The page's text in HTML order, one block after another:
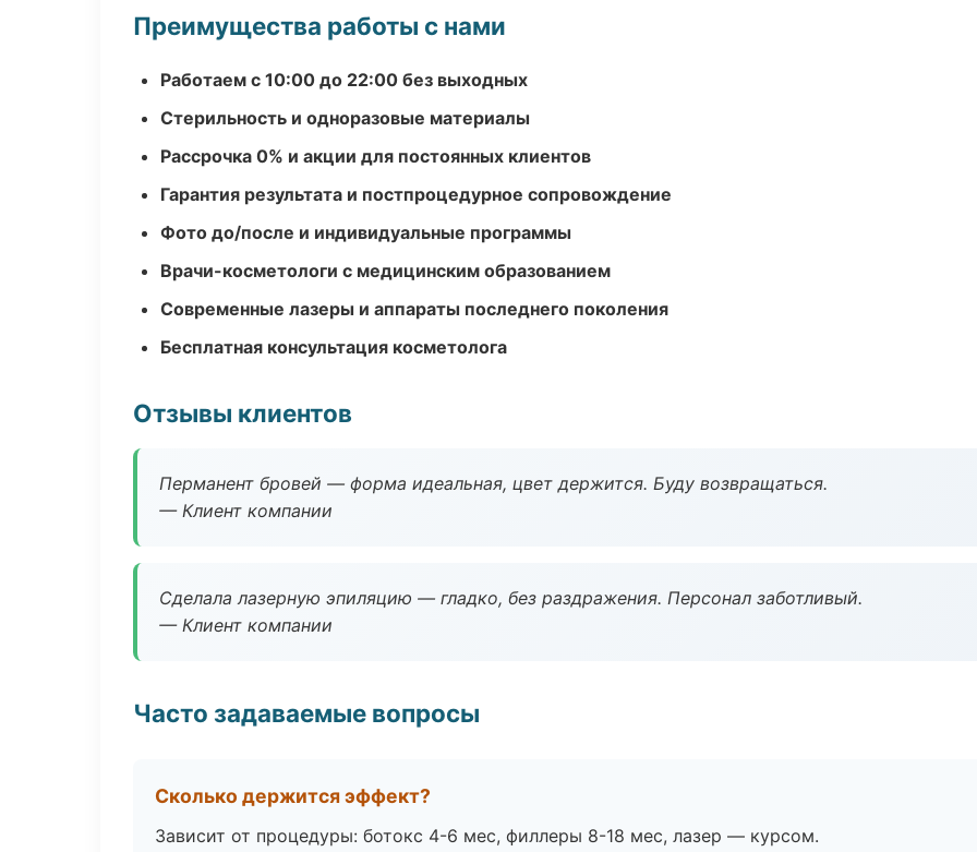
Преимущества работы с нами
Работаем с 10:00 до 22:00 без выходных
Стерильность и одноразовые материалы
Рассрочка 0% и акции для постоянных клиентов
Гарантия результата и постпроцедурное сопровождение
Фото до/после и индивидуальные программы
Врачи-косметологи с медицинским образованием
Современные лазеры и аппараты последнего поколения
Бесплатная консультация косметолога
Отзывы клиентов
Перманент бровей — форма идеальная, цвет держится. Буду возвращаться.
— Клиент компании
Сделала лазерную эпиляцию — гладко, без раздражения. Персонал заботливый.
— Клиент компании
Часто задаваемые вопросы
Сколько держится эффект?
Зависит от процедуры: ботокс 4-6 мес, филлеры 8-18 мес, лазер — курсом.